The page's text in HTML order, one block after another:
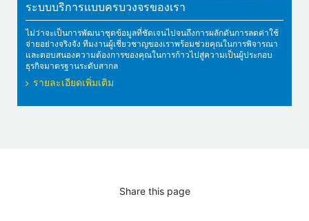
ระบบบริการแบบครบวงจรของเรา
ไม่ว่าจะเป็นการพัฒนาชุดข้อมูลที่ชัดเจนไปจนถึงการผลักดันการลดค่าใช้
จ่ายอย่างจริงจัง ทีมงานผู้เชี่ยวชาญของเราพร้อมช่วยคุณในการพิจารณา
และตอบสนองความต้องการของคุณในการก้าวไปสู่ความเป็นผู้ประกอบ
ธุรกิจมาตรฐานระดับสากล
รายละเอียดเพิ่มเติม
Share this page